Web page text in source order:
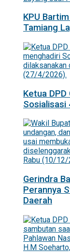
KPU
Tamiang
Ketua
Sosialisasi
Gerindra
Perannya
Daerah